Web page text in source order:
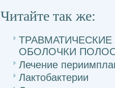
Читайте так же:
ОБОЛОЧКИ
Лечение
Лактобактерии